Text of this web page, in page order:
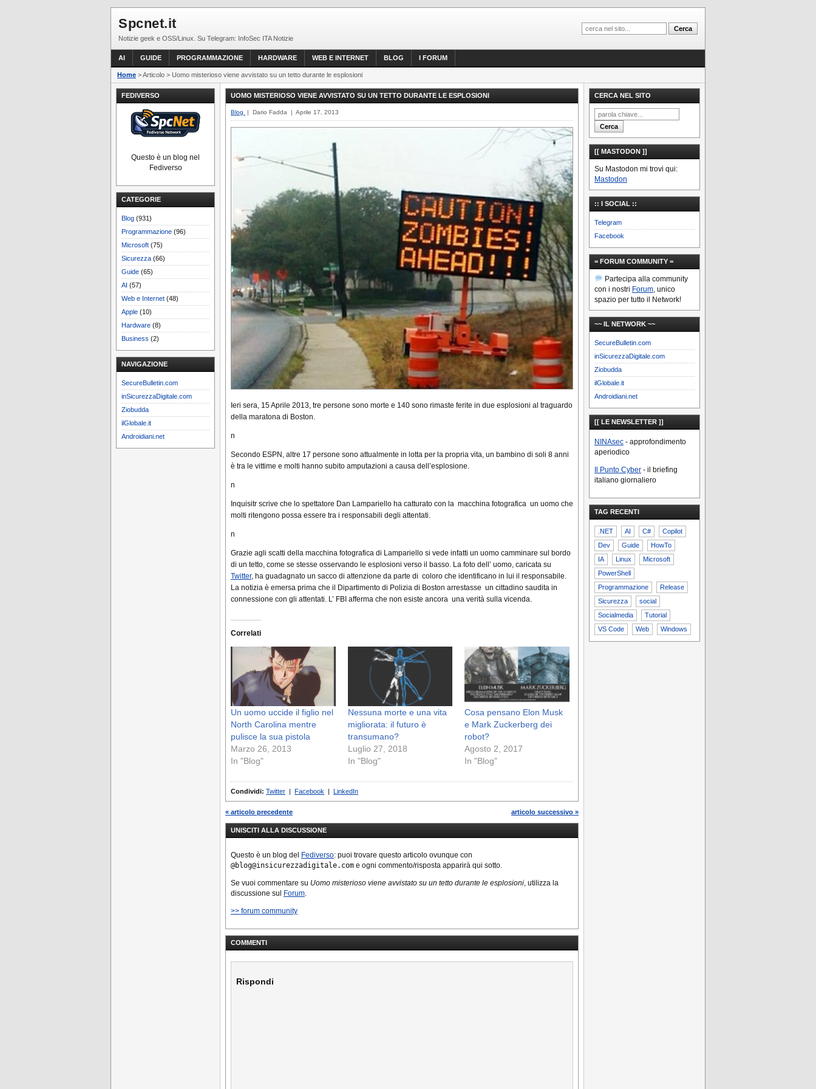
Spcnet.it
Notizie geek e OSS/Linux. Su Telegram: InfoSec ITA Notizie
AI GUIDE PROGRAMMAZIONE HARDWARE WEB E INTERNET BLOG I FORUM
Home > Articolo > Uomo misterioso viene avvistato su un tetto durante le esplosioni
FEDIVERSO
Questo è un blog nel
Fediverso
CATEGORIE
Blog (931)
Programmazione (96)
Microsoft (75)
Sicurezza (66)
Guide (65)
AI (57)
Web e Internet (48)
Apple (10)
Hardware (8)
Business (2)
NAVIGAZIONE
SecureBulletin.com
inSicurezzaDigitale.com
Ziobudda
ilGlobale.it
Androidiani.net
UOMO MISTERIOSO VIENE AVVISTATO SU UN TETTO DURANTE LE ESPLOSIONI
Blog | Dario Fadda | Aprile 17, 2013
Ieri sera, 15 Aprile 2013, tre persone sono morte e 140 sono rimaste ferite in due esplosioni al traguardo
della maratona di Boston.
n
Secondo ESPN, altre 17 persone sono attualmente in lotta per la propria vita, un bambino di soli 8 anni
è tra le vittime e molti hanno subito amputazioni a causa dell’esplosione.
n
Inquisitr scrive che lo spettatore Dan Lampariello ha catturato con la macchina fotografica un uomo che
molti ritengono possa essere tra i responsabili degli attentati.
n
Grazie agli scatti della macchina fotografica di Lampariello si vede infatti un uomo camminare sul bordo
di un tetto, come se stesse osservando le esplosioni verso il basso. La foto dell’ uomo, caricata su
Twitter, ha guadagnato un sacco di attenzione da parte di coloro che identificano in lui il responsabile.
La notizia è emersa prima che il Dipartimento di Polizia di Boston arrestasse un cittadino saudita in
connessione con gli attentati. L’ FBI afferma che non esiste ancora una verità sulla vicenda.
Correlati
Un uomo uccide il figlio nel
North Carolina mentre
pulisce la sua pistola
Marzo 26, 2013
In "Blog"
Nessuna morte e una vita
migliorata: il futuro è
transumano?
Luglio 27, 2018
In "Blog"
Cosa pensano Elon Musk
e Mark Zuckerberg dei
robot?
Agosto 2, 2017
In "Blog"
Condividi: Twitter Facebook LinkedIn
« articolo precedente articolo successivo »
UNISCITI ALLA DISCUSSIONE
Questo è un blog del Fediverso: puoi trovare questo articolo ovunque con
@blog@insicurezzadigitale.com e ogni commento/risposta apparirà qui sotto.
Se vuoi commentare su Uomo misterioso viene avvistato su un tetto durante le esplosioni, utilizza la
discussione sul
Forum.
>> forum community
COMMENTI
Rispondi
CERCA NEL SITO
[[ MASTODON ]]
Su Mastodon mi trovi qui:
Mastodon
:: I SOCIAL ::
Telegram
Facebook
= FORUM COMMUNITY =
Partecipa alla community
con i nostri Forum, unico
spazio per tutto il Network!
~~ IL NETWORK ~~
SecureBulletin.com
inSicurezzaDigitale.com
Ziobudda
ilGlobale.it
Androidiani.net
[[ LE NEWSLETTER ]]
NINAsec - approfondimento
aperiodico
Il Punto Cyber - il briefing
italiano giornaliero
TAG RECENTI
.NET AI C#
Copilot
Dev
Guide
HowTo
IA
Linux
Microsoft
PowerShell
Programmazione
Release
Sicurezza
social
Socialmedia
Tutorial
VS Code
Web Windows